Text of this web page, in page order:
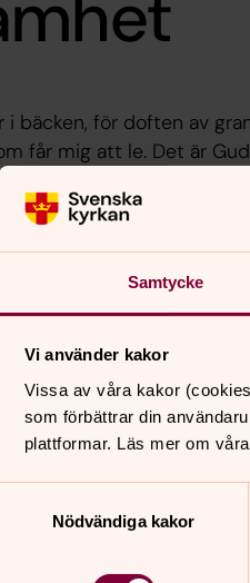
Samtycke
Vi använder kakor
Vissa av våra kakor
som förbättrar din
plattformar. Läs mer om
Nödvändiga kakor
bäcken, för doften av
får mig att le. Det är
som dina fingrar format,
fäste där, vad är då en
Du gjorde honom nästan
och öppna mina ögon för
och livslust.
2025